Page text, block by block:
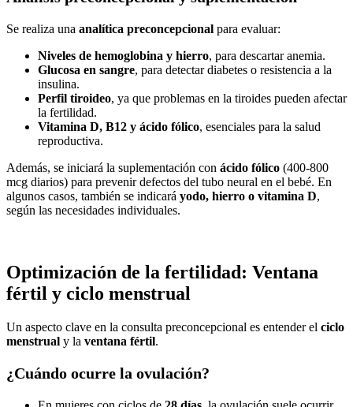
Se realiza una analítica preconcepcional para evaluar:
Niveles de hemoglobina y hierro, para descartar anemia.
Glucosa en sangre, para detectar diabetes o resistencia a la
insulina.
Perfil tiroideo, ya que problemas en la tiroides pueden afectar
la fertilidad.
Vitamina D, B12 y ácido fólico, esenciales para la salud
reproductiva.
Además, se iniciará la suplementación con ácido fólico (400-800
mcg diarios) para prevenir defectos del tubo neural en el bebé. En
algunos casos, también se indicará yodo, hierro o vitamina D,
según las necesidades individuales.
Optimización de la fertilidad: Ventana
fértil y ciclo menstrual
Un aspecto clave en la consulta preconcepcional es entender el ciclo
menstrual y la ventana fértil.
¿Cuándo ocurre la ovulación?